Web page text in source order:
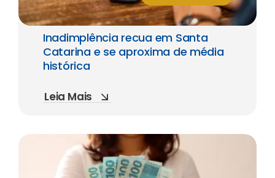
Inadimplência recua em Santa
Catarina e se aproxima de média
histórica
Leia Mais